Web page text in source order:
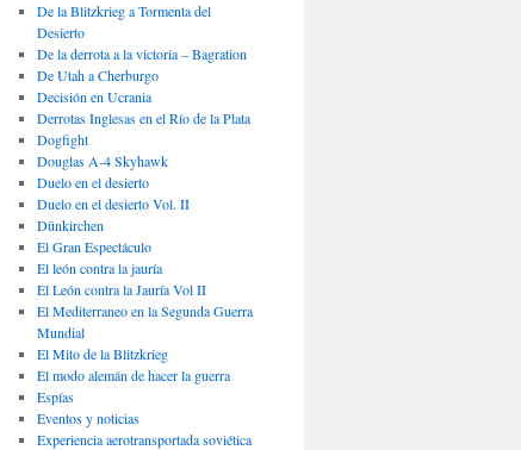
De la Blitzkrieg a Tormenta del
Desierto
De la derrota a la victoria – Bagration
De Utah a Cherburgo
Decisión en Ucrania
Derrotas Inglesas en el Río de la Plata
Dogfight
Douglas A-4 Skyhawk
Duelo en el desierto
Duelo en el desierto Vol. II
Dünkirchen
El Gran Espectáculo
El león contra la jauría
El León contra la Jauría Vol II
El Mediterraneo en la Segunda Guerra
Mundial
El Mito de la Blitzkrieg
El modo alemán de hacer la guerra
Espías
Eventos y noticias
Experiencia aerotransportada soviética